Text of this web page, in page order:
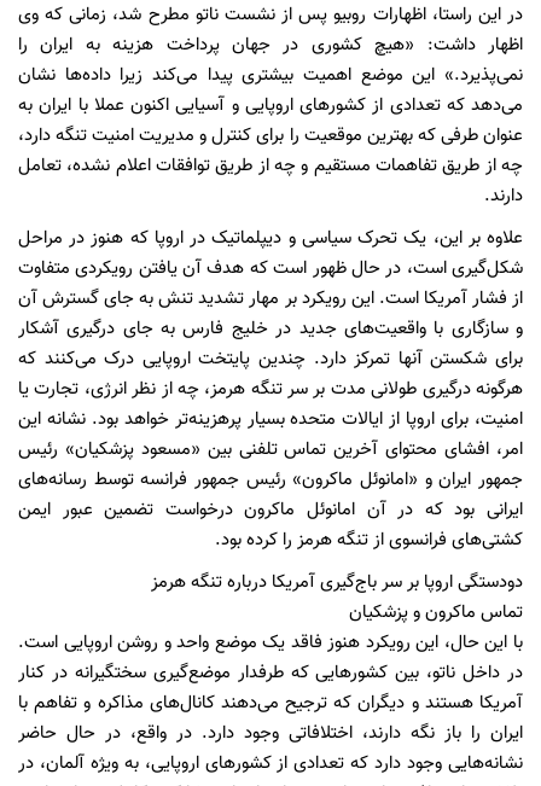
در این راستا، اظهارات روبیو پس از نشست ناتو مطرح شد، زمانی که وی
اظهار داشت: «هیچ کشوری در جهان پرداخت هزینه به ایران را
نمی‌پذیرد.» این موضع اهمیت بیشتری پیدا می‌کند زیرا داده‌ها نشان
می‌دهد که تعدادی از کشورهای اروپایی و آسیایی اکنون عملا با ایران به
عنوان طرفی که بهترین موقعیت را برای کنترل و مدیریت امنیت تنگه دارد،
چه از طریق تفاهمات مستقیم و چه از طریق توافقات اعلام نشده، تعامل
دارند.
علاوه بر این، یک تحرک سیاسی و دیپلماتیک در اروپا که هنوز در مراحل
شکل‌گیری است، در حال ظهور است که هدف آن یافتن رویکردی متفاوت
از فشار آمریکا است. این رویکرد بر مهار تشدید تنش به جای گسترش آن
و سازگاری با واقعیت‌های جدید در خلیج فارس به جای درگیری آشکار
برای شکستن آنها تمرکز دارد. چندین پایتخت اروپایی درک می‌کنند که
هرگونه درگیری طولانی مدت بر سر تنگه هرمز، چه از نظر انرژی، تجارت یا
امنیت، برای اروپا از ایالات متحده بسیار پرهزینه‌تر خواهد بود. نشانه این
امر، افشای محتوای آخرین تماس تلفنی بین «مسعود پزشکیان» رئیس
جمهور ایران و «امانوئل ماکرون» رئیس جمهور فرانسه توسط رسانه‌های
ایرانی بود که در آن امانوئل ماکرون درخواست تضمین عبور ایمن
کشتی‌های فرانسوی از تنگه هرمز را کرده بود.
دودستگی اروپا بر سر باج‌گیری آمریکا درباره تنگه هرمز
تماس ماکرون و پزشکیان
با این حال، این رویکرد هنوز فاقد یک موضع واحد و روشن اروپایی است.
در داخل ناتو، بین کشورهایی که طرفدار موضع‌گیری سختگیرانه در کنار
آمریکا هستند و دیگران که ترجیح می‌دهند کانال‌های مذاکره و تفاهم با
ایران را باز نگه دارند، اختلافاتی وجود دارد. در واقع، در حال حاضر
نشانه‌هایی وجود دارد که تعدادی از کشورهای اروپایی، به ویژه آلمان، در